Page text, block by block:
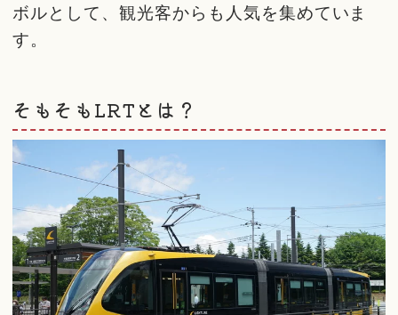
ボルとして、観光客からも人気を集めていま
す。
そもそもLRTとは？